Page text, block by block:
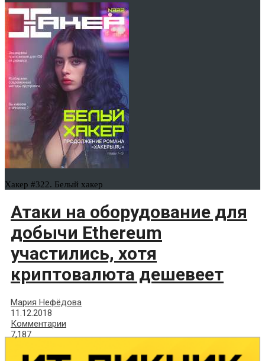
Хакер #322. Белый хакер
Атаки на оборудование для
добычи Ethereum
участились, хотя
криптовалюта дешевеет
Мария Нефёдова
11.12.2018
Комментарии
7,187